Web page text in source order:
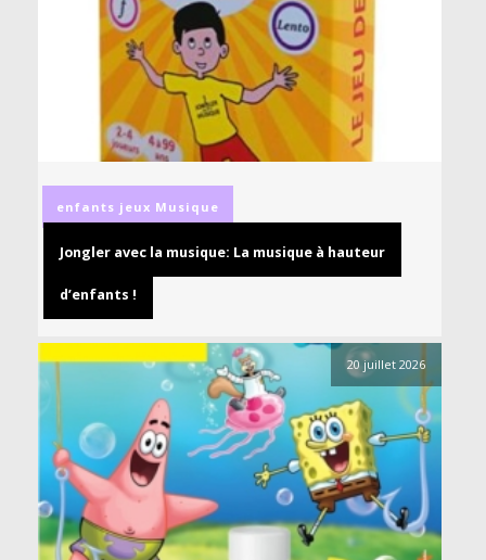
enfants jeux Musique
Jongler avec la musique: La musique à hauteur
d’enfants !
20 juillet 2026